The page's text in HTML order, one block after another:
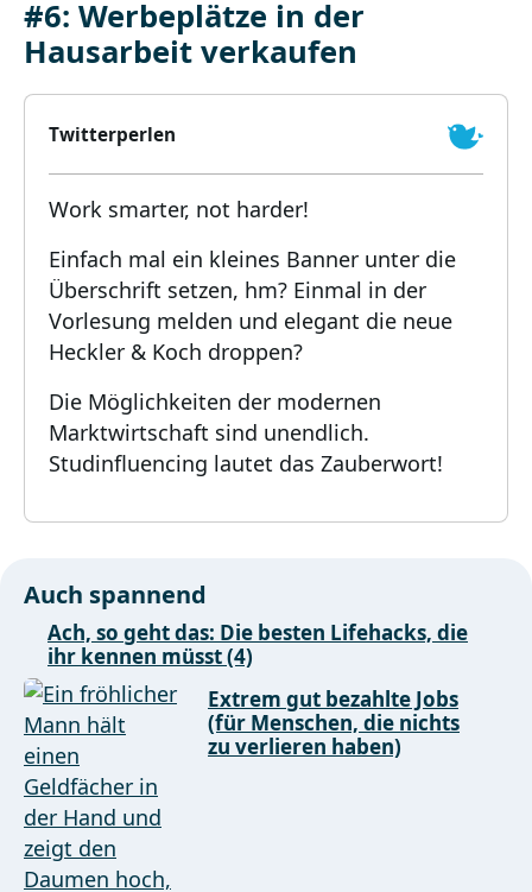
#6: Werbeplätze in der
Hausarbeit verkaufen
Twitterperlen
Work smarter, not harder!
Einfach mal ein kleines Banner unter die
Überschrift setzen, hm? Einmal in der
Vorlesung melden und elegant die neue
Heckler & Koch droppen?
Die Möglichkeiten der modernen
Marktwirtschaft sind unendlich.
Studinfluencing lautet das Zauberwort!
Auch spannend
Ach, so geht das: Die besten Lifehacks, die
ihr kennen müsst (4)
Extrem gut bezahlte Jobs
(für Menschen, die nichts
zu verlieren haben)